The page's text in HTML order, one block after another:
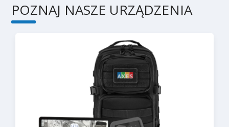
POZNAJ NASZE URZĄDZENIA